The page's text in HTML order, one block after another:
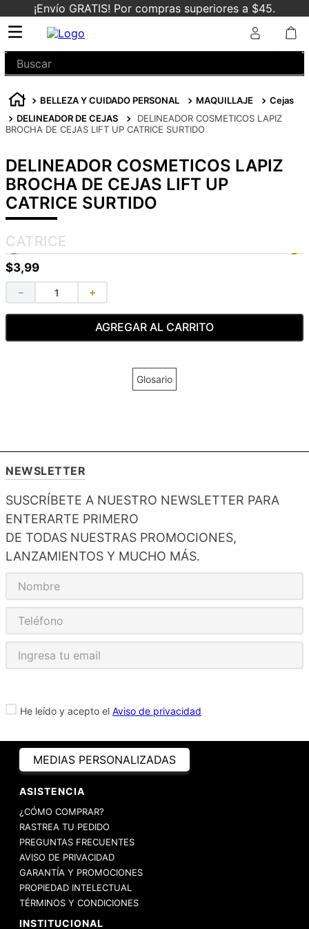
¡Envío GRATIS! Por compras superiores a $45.
Buscar
BELLEZA Y CUIDADO PERSONAL MAQUILLAJE
Cejas
DELINEADOR DE CEJAS
DELINEADOR COSMETICOS LAPIZ
BROCHA DE CEJAS LIFT UP CATRICE SURTIDO
DELINEADOR COSMETICOS LAPIZ
BROCHA DE CEJAS LIFT UP
CATRICE SURTIDO
CATRICE
$3,99
＋
－
AGREGAR AL CARRITO
Glosario
NEWSLETTER
SUSCRÍBETE A NUESTRO NEWSLETTER PARA
ENTERARTE PRIMERO
DE TODAS NUESTRAS PROMOCIONES,
LANZAMIENTOS Y MUCHO MÁS.
He leído y acepto el Aviso de privacidad
MEDIAS PERSONALIZADAS
ASISTENCIA
¿CÓMO COMPRAR?
RASTREA TU PEDIDO
PREGUNTAS FRECUENTES
AVISO DE PRIVACIDAD
GARANTÍA Y PROMOCIONES
PROPIEDAD INTELECTUAL
TÉRMINOS Y CONDICIONES
INSTITUCIONAL